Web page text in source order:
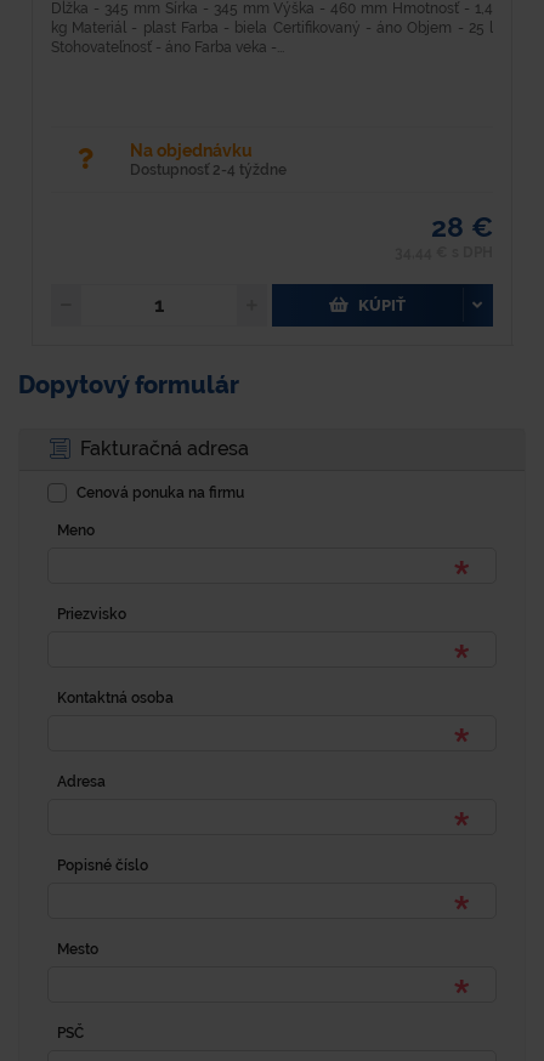
Dĺžka - 345 mm Šírka - 345 mm Výška - 460 mm Hmotnosť - 1,4
kg Materiál - plast Farba - biela Certifikovaný - áno Objem - 25 l
Stohovateľnosť - áno Farba veka -...
Na objednávku
Dostupnosť 2-4 týždne
28 €
KÚPIŤ
Dopytový formulár
Fakturačná adresa
Cenová ponuka na firmu
Meno
Priezvisko
Kontaktná osoba
Adresa
Popisné číslo
Mesto
PSČ